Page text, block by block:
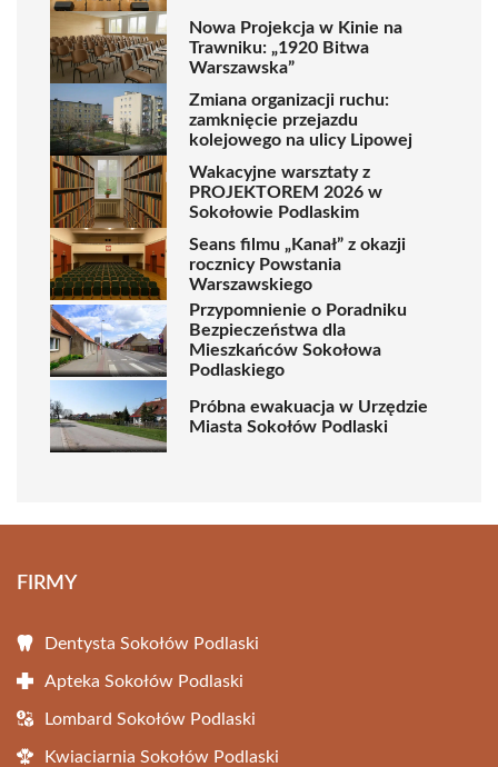
Nowa Projekcja w Kinie na
Trawniku: „1920 Bitwa
Warszawska”
Zmiana organizacji ruchu:
zamknięcie przejazdu
kolejowego na ulicy Lipowej
Wakacyjne warsztaty z
PROJEKTOREM 2026 w
Sokołowie Podlaskim
Seans filmu „Kanał” z okazji
rocznicy Powstania
Warszawskiego
Przypomnienie o Poradniku
Bezpieczeństwa dla
Mieszkańców Sokołowa
Podlaskiego
Próbna ewakuacja w Urzędzie
Miasta Sokołów Podlaski
FIRMY
Dentysta Sokołów Podlaski
Apteka Sokołów Podlaski
Lombard Sokołów Podlaski
Kwiaciarnia Sokołów Podlaski